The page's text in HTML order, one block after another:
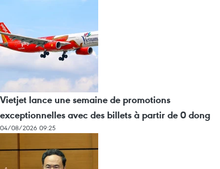
Vietjet lance une semaine de promotions
exceptionnelles avec des billets à partir de 0 dong
04/08/2026 09:25